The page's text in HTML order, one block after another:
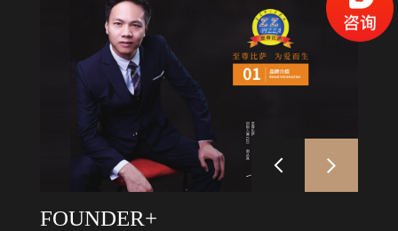
FOUNDER+